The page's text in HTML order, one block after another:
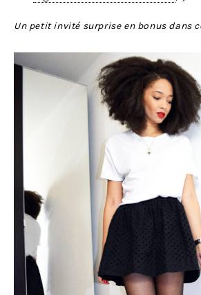
Un petit invité surprise en bonus dans